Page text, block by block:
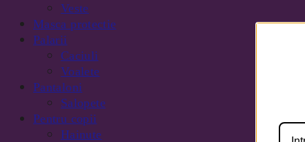
Veste
Masca protectie
Palarii
Caciuli
Voalete
Pantaloni
Salopete
Pentru copii
Hainute